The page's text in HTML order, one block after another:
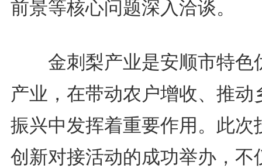
前景等核心问题深入洽谈。
金刺梨产业是安顺市特色
产业，在带动农户增收、推动
振兴中发挥着重要作用。此次
创新对接活动的成功举办，不